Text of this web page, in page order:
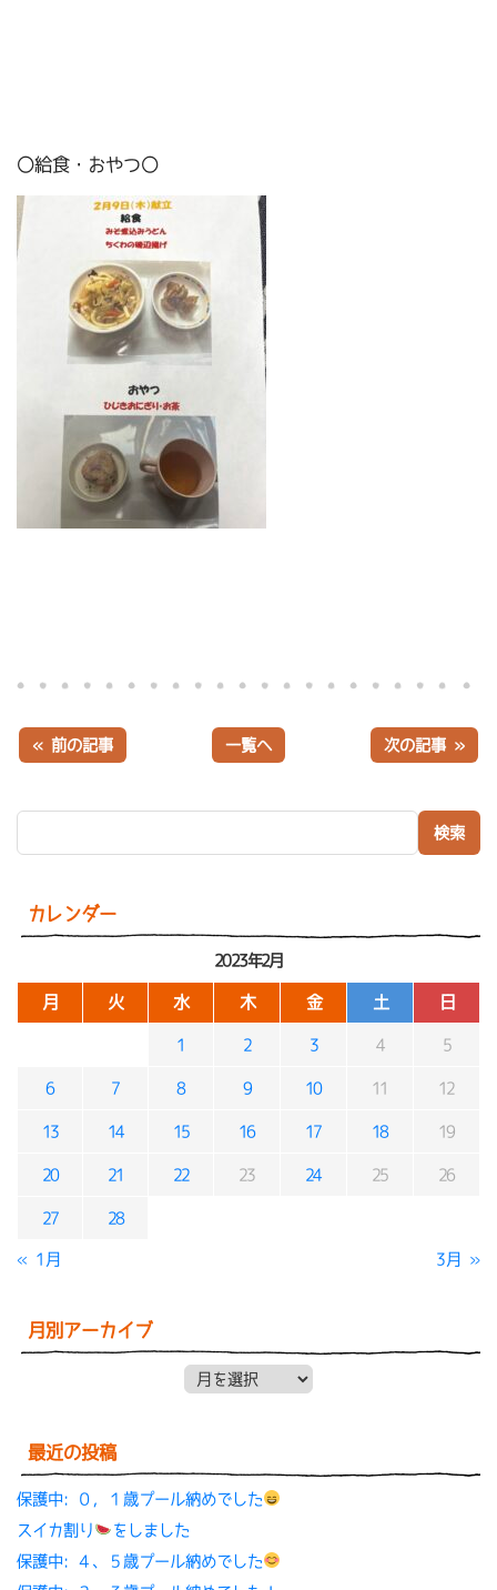
カレンダー
2023年2月
月 火 水 木 金 土 日
1 2 3 4 5
6 7 8 9 10 11 12
13 14 15 16 17 18 19
20 21 22 23 24 25 26
27 28
« 1月 3月 »
月別アーカイブ
最近の投稿
保護中: ０，１歳プール納めでした
スイカ割り
をしました
保護中: ４、５歳プール納めでした
〇給食・おやつ〇
« 前の記事 一覧へ 次の記事 »